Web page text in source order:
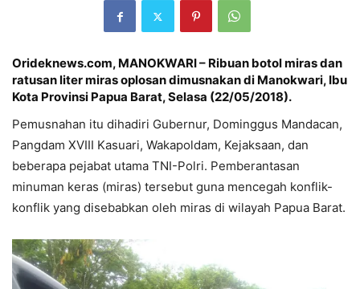
Orideknews.com, MANOKWARI – Ribuan botol miras dan
ratusan liter miras oplosan dimusnakan di Manokwari, Ibu
Kota Provinsi Papua Barat, Selasa (22/05/2018).
Pemusnahan itu dihadiri Gubernur, Dominggus Mandacan,
Pangdam XVIII Kasuari, Wakapoldam, Kejaksaan, dan
beberapa pejabat utama TNI-Polri. Pemberantasan
minuman keras (miras) tersebut guna mencegah konflik-
konflik yang disebabkan oleh miras di wilayah Papua Barat.